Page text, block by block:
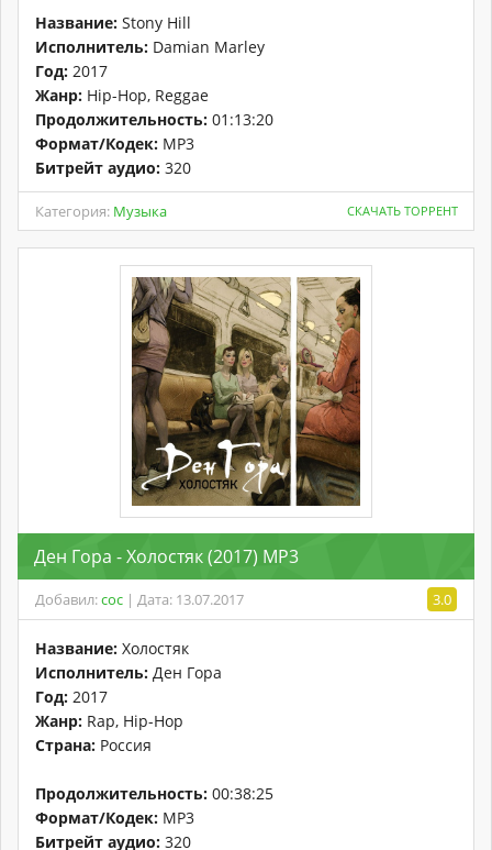
Название: Stony Hill
Исполнитель: Damian Marley
Год: 2017
Жанр: Hip-Hop, Reggae
Продолжительность: 01:13:20
Формат/Кодек: MP3
Битрейт аудио: 320
Категория: Музыка СКАЧАТЬ ТОРРЕНТ
Ден Гора - Холостяк (2017) MP3
Добавил:coc | Дата: 13.07.2017 3.0
Название: Холостяк
Исполнитель: Ден Гора
Год: 2017
Жанр: Rap, Hip-Hop
Страна: Россия
Продолжительность: 00:38:25
Формат/Кодек: MP3
Битрейт аудио: 320